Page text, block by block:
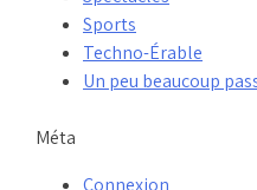
Sports
Techno-Érable
Un peu beaucoup
Méta
Connexion